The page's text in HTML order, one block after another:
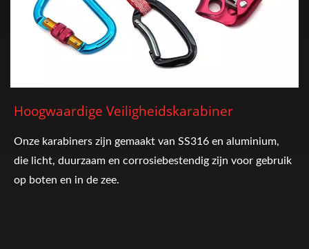
Hoogwaardige Veiligheidskarabiner
Onze karabiners zijn gemaakt van SS316 en aluminium,
die licht, duurzaam en corrosiebestendig zijn voor gebruik
op boten en in de zee.